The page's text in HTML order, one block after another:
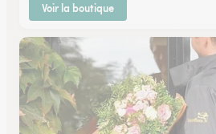
Voir la boutique